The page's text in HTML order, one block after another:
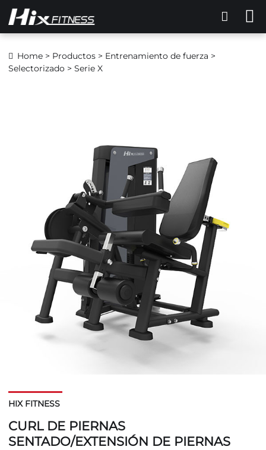
Home > Productos > Entrenamiento de fuerza >
Selectorizado > Serie X
HIX FITNESS
CURL DE PIERNAS
SENTADO/EXTENSIÓN DE PIERNAS